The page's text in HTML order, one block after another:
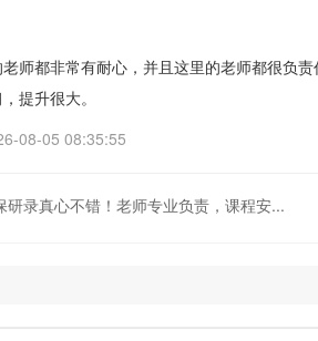
师都非常有耐心，并且这里的老师都很负
提升很大。
08-05 08:35:55
研录真心不错！老师专业负责，课程安...